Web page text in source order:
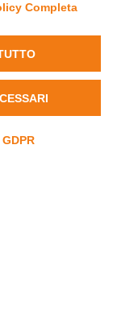
Completa